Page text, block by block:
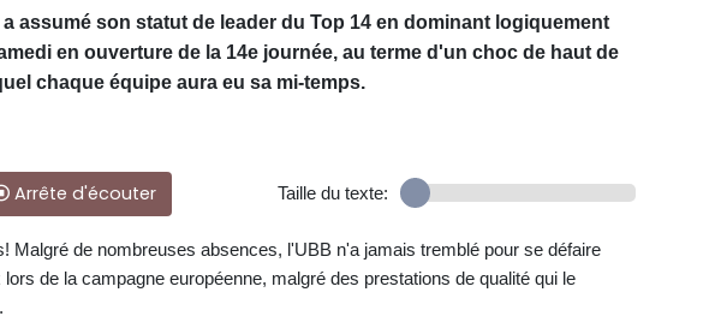
assumé son statut de leader du Top 14 en dominant logiquement
en ouverture de la 14e journée, au terme d'un choc de haut de
chaque équipe aura eu sa mi-temps.
Arrête d'écouter Taille du texte:
Malgré de nombreuses absences, l'UBB n'a jamais tremblé pour se défaire
de la campagne européenne, malgré des prestations de qualité qui le